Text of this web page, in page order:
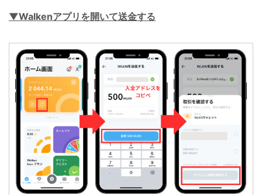
▼Walkenアプリを開いて送金する